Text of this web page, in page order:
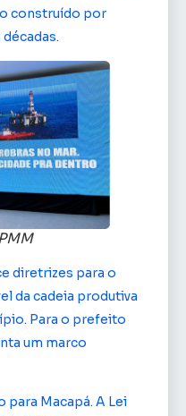
construído por
diretrizes para o
da cadeia produtiva
Para o prefeito
um marco
para Macapá. A Lei